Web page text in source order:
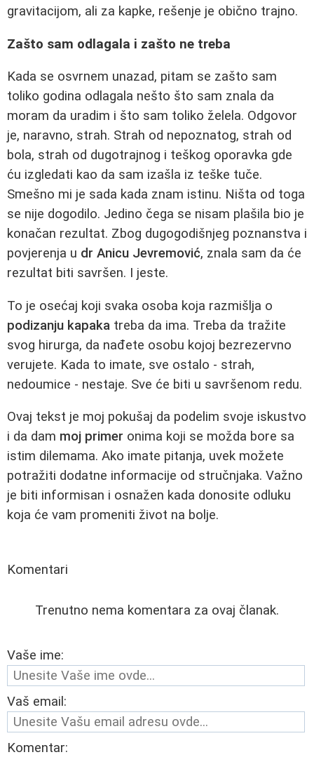
gravitacijom, ali za kapke, rešenje je obično trajno.
Zašto sam odlagala i zašto ne treba
Kada se osvrnem unazad, pitam se zašto sam
toliko godina odlagala nešto što sam znala da
moram da uradim i što sam toliko želela. Odgovor
je, naravno, strah. Strah od nepoznatog, strah od
bola, strah od dugotrajnog i teškog oporavka gde
ću izgledati kao da sam izašla iz teške tuče.
Smešno mi je sada kada znam istinu. Ništa od toga
se nije dogodilo. Jedino čega se nisam plašila bio je
konačan rezultat. Zbog dugogodišnjeg poznanstva i
povjerenja u dr Anicu Jevremović, znala sam da će
rezultat biti savršen. I jeste.
To je osećaj koji svaka osoba koja razmišlja o
podizanju kapaka treba da ima. Treba da tražite
svog hirurga, da nađete osobu kojoj bezrezervno
verujete. Kada to imate, sve ostalo - strah,
nedoumice - nestaje. Sve će biti u savršenom redu.
Ovaj tekst je moj pokušaj da podelim svoje iskustvo
i da dam moj primer onima koji se možda bore sa
istim dilemama. Ako imate pitanja, uvek možete
potražiti dodatne informacije od stručnjaka. Važno
je biti informisan i osnažen kada donosite odluku
koja će vam promeniti život na bolje.
Komentari
Trenutno nema komentara za ovaj članak.
Vaše ime:
Vaš email:
Komentar: